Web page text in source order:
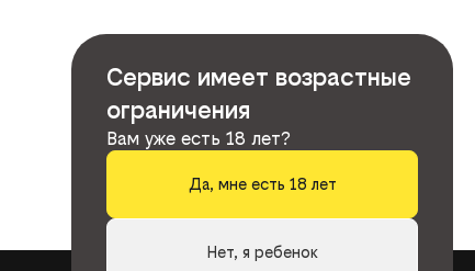
Сервис имеет возрастные
ограничения
Вам уже есть 18 лет?
Да, мне есть 18 лет
Нет, я ребенок